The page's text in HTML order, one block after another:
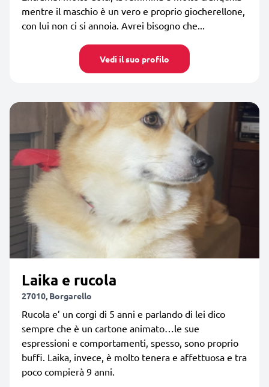
mentre il maschio è un vero e proprio giocherellone,
con lui non ci si annoia. Avrei bisogno che...
Vedi il suo profilo
Laika e rucola
27010, Borgarello
Rucola e’ un corgi di 5 anni e parlando di lei dico
sempre che è un cartone animato…le sue
espressioni e comportamenti, spesso, sono proprio
buffi. Laika, invece, è molto tenera e affettuosa e tra
poco compierà 9 anni.